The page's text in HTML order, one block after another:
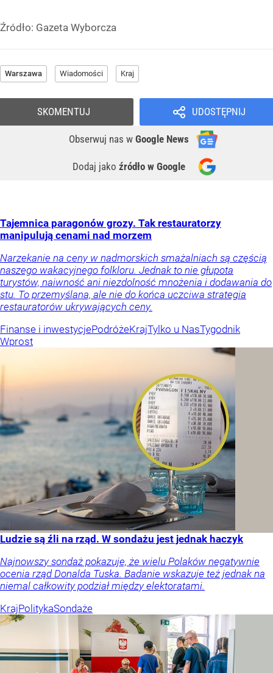
Źródło: Gazeta Wyborcza
Warszawa Wiadomości Kraj
UDOSTĘPNIJ
Obserwuj nas w Google News
Dodaj jako źródło w Google
SKOMENTUJ
Tajemnica paragonów grozy. Tak restauratorzy
manipulują cenami nad morzem
Narzekanie na ceny w nadmorskich smażalniach są częścią
naszego wakacyjnego folkloru. Jednak to nie głupota
turystów, naiwność ani niezdolność mnożenia i dodawania do
stu. To przemyślana, ale nie do końca uczciwa strategia
restauratorów ukrywających ceny.
Finanse i inwestycjePodróżeKrajTylko u NasTygodnik
Wprost
Ludzie są źli na rząd. W sondażu jest jednak haczyk
Najnowszy sondaż pokazuje, że wielu Polaków negatywnie
ocenia rząd Donalda Tuska. Badanie wskazuje też jednak na
niemal całkowity podział między elektoratami.
KrajPolitykaSondaże